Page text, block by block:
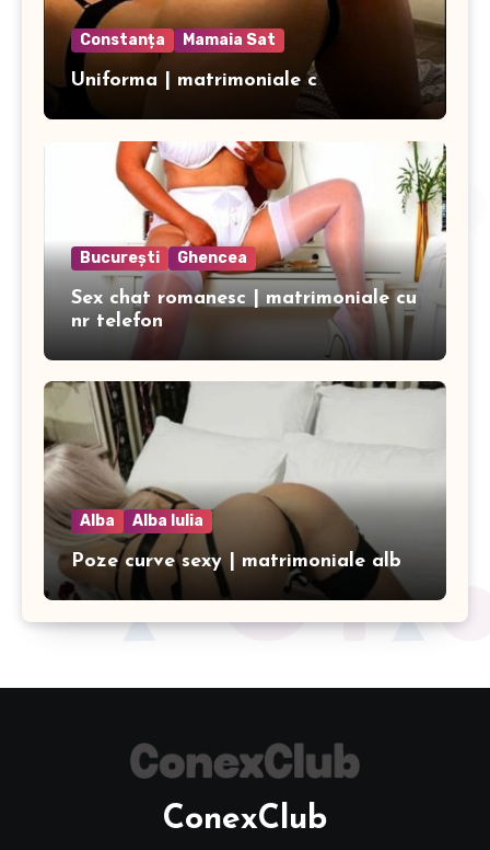
Constanța Mamaia Sat
Uniforma | matrimoniale c
București Ghencea
Sex chat romanesc | matrimoniale cu
nr telefon
Alba Alba Iulia
Poze curve sexy | matrimoniale alb
ConexClub